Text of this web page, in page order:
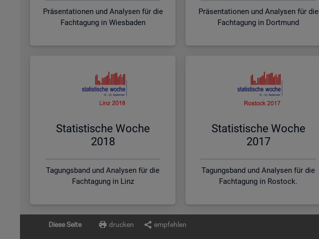
Präsentationen und Analysen für die
Fachtagung in Wiesbaden
Präsentationen und Analysen für die
Fachtagung in Dortmund
Sta­tis­ti­sche Woche
2018
Tagungsband und Analysen für die
Fachtagung in Linz
Sta­tis­ti­sche Woche
2017
Tagungsband und Analysen für die
Fachtagung in Rostock.
Diese Seite drucken empfehlen